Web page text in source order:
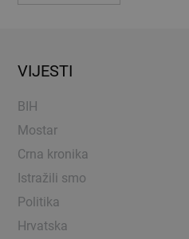
VIJESTI
BIH
Mostar
Crna kronika
Istražili smo
Politika
Hrvatska